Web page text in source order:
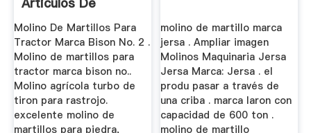
Segunda Mano
Molino De Martillos Para
Tractor Marca Bison No. 2 .
Molino de martillos para
tractor marca bison no..
Molino agrícola turbo de
tiron para rastrojo.
excelente molino de
martillos para piedra,
molino de martillo marca
jersa . Ampliar imagen
Molinos Maquinaria Jersa
Jersa Marca: Jersa . el
produ pasar a través de
una criba . marca laron con
capacidad de 600 ton .
molino de martillo